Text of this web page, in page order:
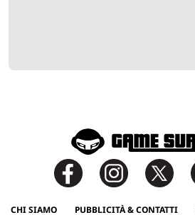
CHI SIAMO PUBBLICITÀ & CONTATTI